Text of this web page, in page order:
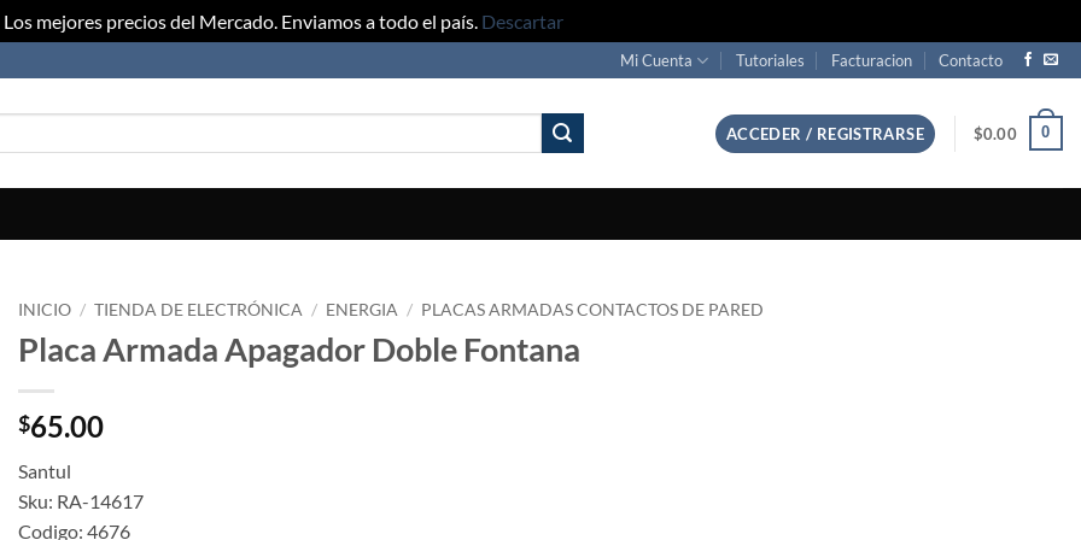
Los mejores precios del Mercado. Enviamos a todo el país. Descartar
Mi Cuenta Tutoriales Facturacion Contacto
ACCEDER / REGISTRARSE $0.00 0
INICIO / TIENDA DE ELECTRÓNICA / ENERGIA / PLACAS ARMADAS CONTACTOS DE PARED
Placa Armada Apagador Doble Fontana
$65.00
Santul
Sku: RA-14617
Codigo: 4676